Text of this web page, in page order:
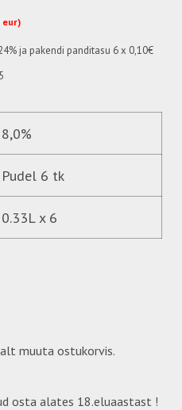
eur)
ja pakendi panditasu 6 x 0,10€
8,0%
Pudel 6 tk
0.33L x 6
muuta ostukorvis.
osta alates 18.eluaastast !